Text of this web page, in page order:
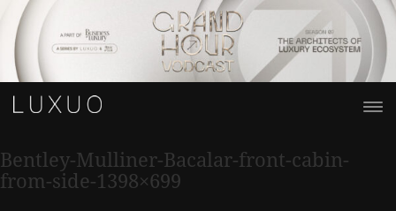
Bentley-Mulliner-Bacalar-front-cabin-
from-side-1398×699